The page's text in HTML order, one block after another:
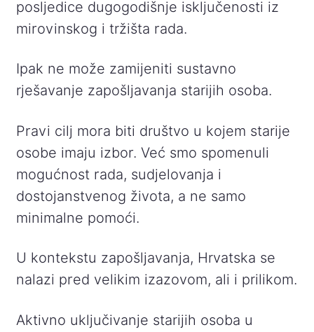
posljedice dugogodišnje isključenosti iz
mirovinskog i tržišta rada.
Ipak ne može zamijeniti sustavno
rješavanje zapošljavanja starijih osoba.
Pravi cilj mora biti društvo u kojem starije
osobe imaju izbor. Već smo spomenuli
mogućnost rada, sudjelovanja i
dostojanstvenog života, a ne samo
minimalne pomoći.
U kontekstu zapošljavanja, Hrvatska se
nalazi pred velikim izazovom, ali i prilikom.
Aktivno uključivanje starijih osoba u